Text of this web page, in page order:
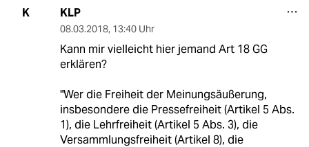
K KLP
08.03.2018, 13:40 Uhr
Kann mir vielleicht hier jemand Art 18 GG
erklären?
"Wer die Freiheit der Meinungsäußerung,
insbesondere die Pressefreiheit (Artikel 5 Abs.
1), die Lehrfreiheit (Artikel 5 Abs. 3), die
Versammlungsfreiheit (Artikel 8), die